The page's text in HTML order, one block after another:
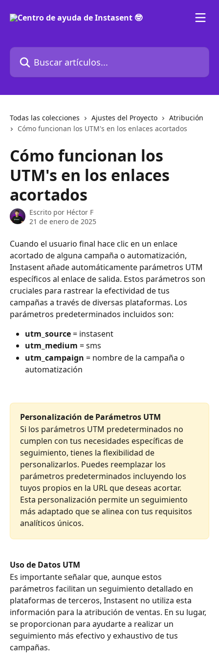
Buscar artículos...
Todas las colecciones Ajustes del Proyecto
Atribución
Cómo funcionan los UTM's en los enlaces acortados
Cómo funcionan los
UTM's en los enlaces
acortados
Escrito por Héctor F
21 de enero de 2025
Cuando el usuario final hace clic en un enlace
acortado de alguna campaña o automatización,
Instasent añade automáticamente parámetros UTM
específicos al enlace de salida. Estos parámetros son
cruciales para rastrear la efectividad de tus
campañas a través de diversas plataformas. Los
parámetros predeterminados incluidos son:
utm_source = instasent
utm_medium = sms
utm_campaign = nombre de la campaña o
automatización
Personalización de Parámetros UTM
Si los parámetros UTM predeterminados no
cumplen con tus necesidades específicas de
seguimiento, tienes la flexibilidad de
personalizarlos. Puedes reemplazar los
parámetros predeterminados incluyendo los
tuyos propios en la URL que deseas acortar.
Esta personalización permite un seguimiento
más adaptado que se alinea con tus requisitos
analíticos únicos.
Uso de Datos UTM
Es importante señalar que, aunque estos
parámetros facilitan un seguimiento detallado en
plataformas de terceros, Instasent no utiliza esta
información para la atribución de ventas. En su lugar,
se proporcionan para ayudarte a realizar un
seguimiento más efectivo y exhaustivo de tus
campañas.